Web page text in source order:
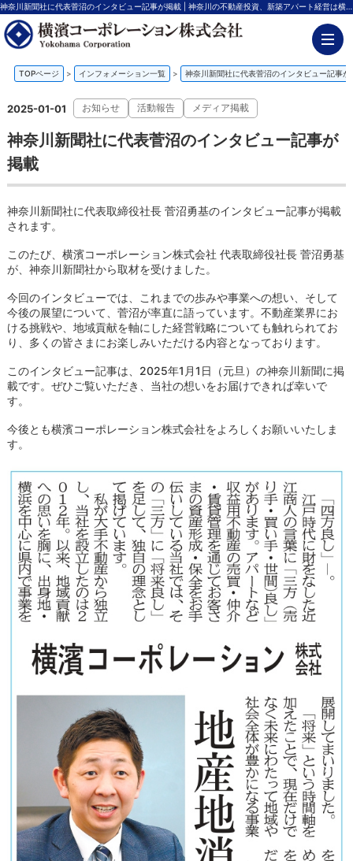
神奈川新聞社に代表菅沼のインタビュー記事が掲載 | 神奈川の不動産投資、新築アパート経営は横濱コーポレーション
TOPページ > インフォメーション一覧 > 神奈川新聞社に代表菅沼のインタビュー記事が
2025-01-01 お知らせ 活動報告 メディア掲載
神奈川新聞社に代表菅沼のインタビュー記事が
掲載
神奈川新聞社に代表取締役社長 菅沼勇基のインタビュー記事が掲載
されます。
このたび、横濱コーポレーション株式会社 代表取締役社長 菅沼勇基
が、神奈川新聞社から取材を受けました。
今回のインタビューでは、これまでの歩みや事業への想い、そして
今後の展望について、菅沼が率直に語っています。不動産業界にお
ける挑戦や、地域貢献を軸にした経営戦略についても触れられてお
り、多くの皆さまにお楽しみいただける内容となっております。
このインタビュー記事は、2025年1月1日（元旦）の神奈川新聞に掲
載です。ぜひご覧いただき、当社の想いをお届けできれば幸いで
す。
今後とも横濱コーポレーション株式会社をよろしくお願いいたしま
す。